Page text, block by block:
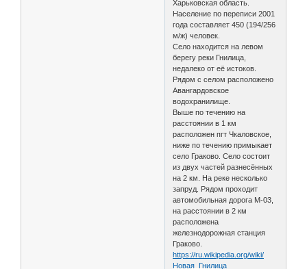
Харьковская область.
Население по переписи 2001
года составляет 450 (194/256
м/ж) человек.
Село находится на левом
берегу реки Гнилица,
недалеко от её истоков.
Рядом с селом расположено
Авангардовское
водохранилище.
Выше по течению на
расстоянии в 1 км
расположен пгт Чкаловское,
ниже по течению примыкает
село Граково. Село состоит
из двух частей разнесённых
на 2 км. На реке несколько
запруд. Рядом проходит
автомобильная дорога М-03,
на расстоянии в 2 км
расположена
железнодорожная станция
Граково.
https://ru.wikipedia.org/wiki/
Новая_Гнилица